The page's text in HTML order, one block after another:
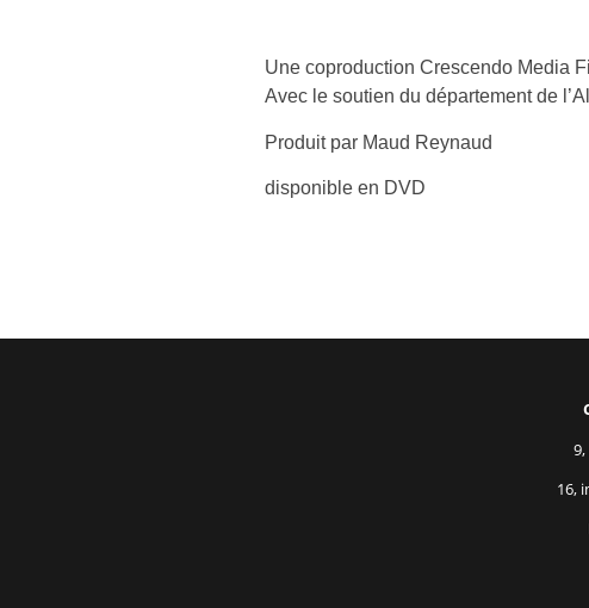
Une coproduction Crescendo Media
Avec le soutien du département de
Produit par Maud Reynaud
disponible en DVD
16,